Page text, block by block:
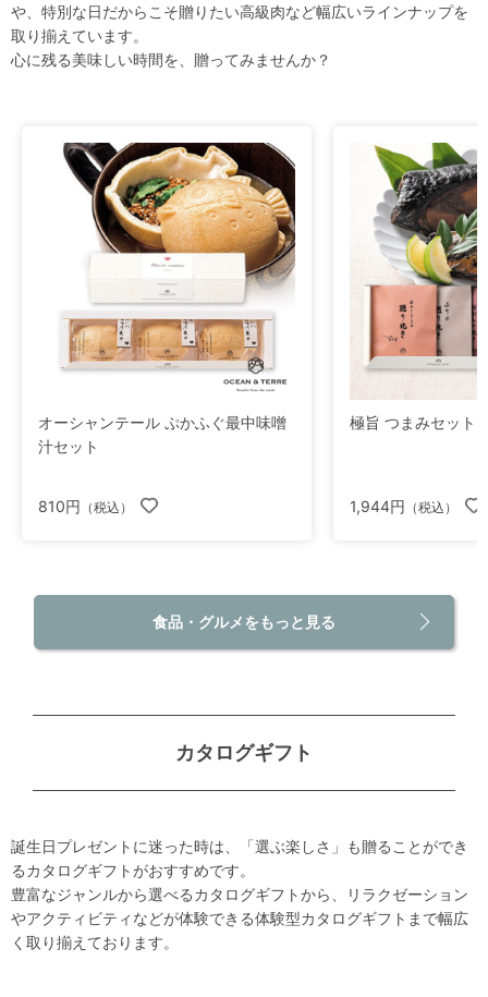
や、特別な日だからこそ贈りたい高級肉など幅広いラインナップを
取り揃えています。
心に残る美味しい時間を、贈ってみませんか？
オーシャンテール ぷかふぐ最中味噌
汁セット
810円 （税込）
極旨 つまみセットI
1,944円 （税込）
食品・グルメをもっと見る
カタログギフト
誕生日プレゼントに迷った時は、「選ぶ楽しさ」も贈ることができ
るカタログギフトがおすすめです。
豊富なジャンルから選べるカタログギフトから、リラクゼーション
やアクティビティなどが体験できる体験型カタログギフトまで幅広
く取り揃えております。